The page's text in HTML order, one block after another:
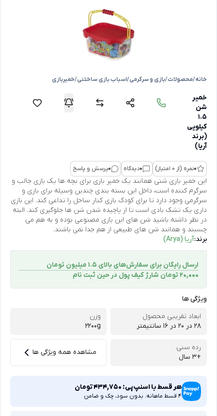
خانه/محصولات/بازی و سرگرمی/اسباب بازی ساختنی/خمیربازی
خمیر
شن
1.5
کیلویی
(برند
آریا)
0نمره (از 0 امتیاز) 0دیدگاه 0پرسش و پاسخ
این خمیر بازی شنی همانند یک خمیر بازی برای بچه ها یک بازی جالب و
سرگرم کننده است، داخل این بسته بندی چندین وسیله برای بازی و
سرگرمی وجود دارد تا برای کودک بازی کنار ساحل را تداعی کند. این بازی
داری یک تشک بادی است تا از پاچیده شدن شن ها جلوگیری کند. البته
در نظر داشته باشید شن های این بازی مصنوعی بوده و به هم می
چسبند و همانند شن های طبیعی از هم جدا نمی باشند.
برند:آریا (Arya)
ارسال رایگان برای سفارش‌های بالای 1.5 میلیون تومان
۲۰,۰۰۰ تومان شارژ کیف پول در حین ثبت ‌نام
ویژگی ها
ابعاد تقریبی محصول
28 در ۲۰ در ۱۶ سانتیمتر
وزن
2200g
رده سنی
+3 سال
مشاهده همه ویژگی ها
هر قسط با اسنپ‌پی: 434,750تومان
4 قسط ماهانه. بدون سود، چک و ضامن